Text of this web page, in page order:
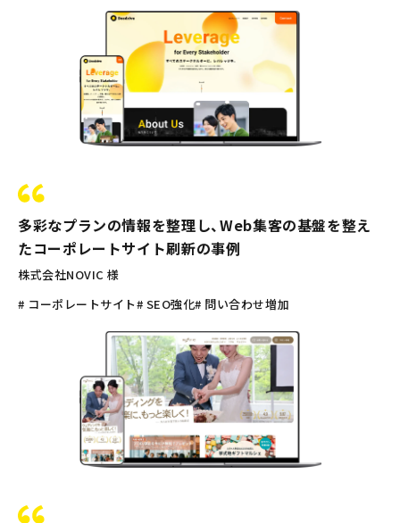
多彩なプランの情報を整理し、Web集客の基盤を整え
たコーポレートサイト刷新の事例
株式会社NOVIC 様
# コーポレートサイト# SEO強化# 問い合わせ増加